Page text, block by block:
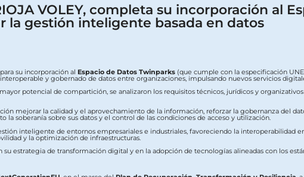
VOLEY, completa su incorporación al
la gestión inteligente basada en datos
su incorporación al Espacio de Datos Twinparks (que cumple con la especificación
y gobernado de datos entre organizaciones, impulsando nuevos servicios
potencial de compartición, se analizaron los requisitos técnicos, jurídicos y
mejorar la calidad y el aprovechamiento de la información, reforzar la gobernanza del
soberanía sobre sus datos y el control de las condiciones de acceso y utilización.
inteligente de entornos empresariales e industriales, favoreciendo la interoperabilidad
y la optimización de infraestructuras.
su estrategia de transformación digital y en la adopción de tecnologías alineadas con los